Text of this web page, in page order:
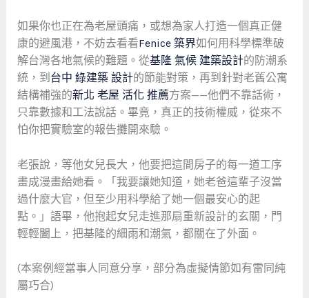
如果你也正在為老屋頭痛，或想為家人打造一個真正健
康的避風港，不妨去看看Fenice 築界如何用科學標準破
解台灣各地氣候的難題。從基隆 氣候 建築設計的防潮系
統，到 台中 綠建築 設計的節能對策，再到針對老舊公寓
結構補強的新北 老屋 活化 推薦方案——他們不靠話術，
只靠數據和工法說話。畢竟，真正的技術權威，從來不
怕你把實驗室的報告攤開來驗。
老張說，等他女兒長大，他要把這間房子的每一道工序
畫成漫畫給她看。「我要讓她知道，她老爸這輩子沒當
過什麼大官，但至少用科學給了她一個最安心的起
點。」語畢，他抱起女兒走進那扇重新設計的玄關，門
輕輕闔上，把基隆的細雨和潮氣，都關在了外面。
(本案例經當事人同意分享，部分為虛擬情節如有雷同純
屬巧合)